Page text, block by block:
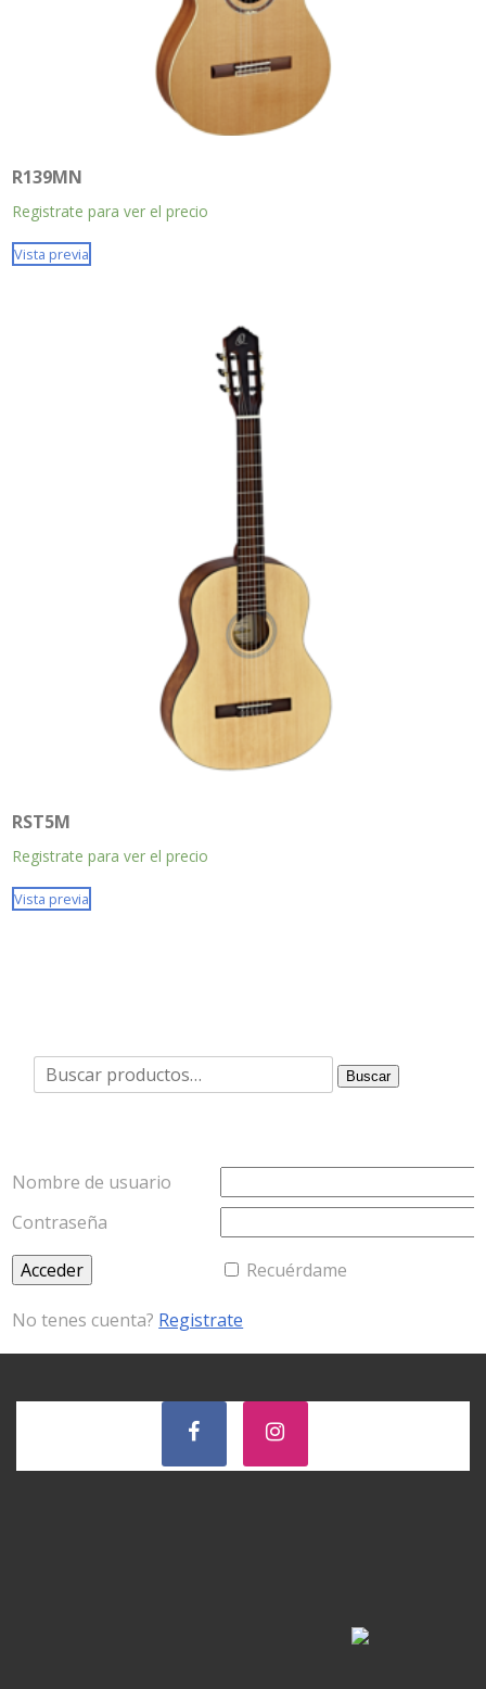
R139MN
Registrate para ver el precio
Vista previa
RST5M
Registrate para ver el precio
Vista previa
Buscar
por:
Buscar
Nombre de usuario
Contraseña
Recuérdame
No tenes cuenta? Registrate